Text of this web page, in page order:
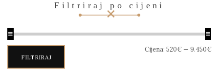
Filtriraj po cijeni
Min
cijena
Maks
cijenaFILTRIRAJ
Cijena: 520€ — 9.450€